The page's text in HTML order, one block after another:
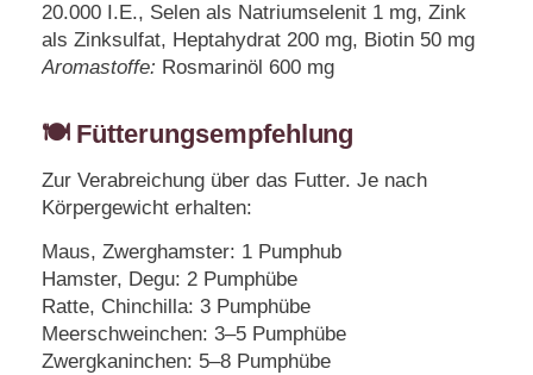
20.000 I.E., Selen als Natriumselenit 1 mg, Zink
als Zinksulfat, Heptahydrat 200 mg, Biotin 50 mg
Aromastoffe: Rosmarinöl 600 mg
🍽️ Fütterungsempfehlung
Zur Verabreichung über das Futter. Je nach
Körpergewicht erhalten:
Maus, Zwerghamster: 1 Pumphub
Hamster, Degu: 2 Pumphübe
Ratte, Chinchilla: 3 Pumphübe
Meerschweinchen: 3–5 Pumphübe
Zwergkaninchen: 5–8 Pumphübe